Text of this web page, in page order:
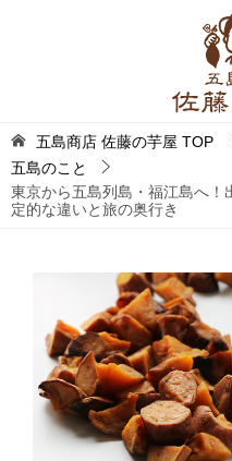
五島商店 佐藤の芋屋 TOP
五島のこと
東京から五島列島・福江島へ
定的な違いと旅の奥行き